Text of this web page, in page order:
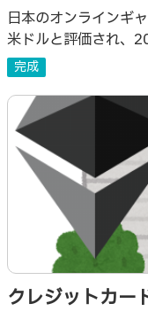
長、および動
日本のオンラインギ
米ドルと評価され、
と予測されています
年平均成長率（CAG
完成
クレジットカー